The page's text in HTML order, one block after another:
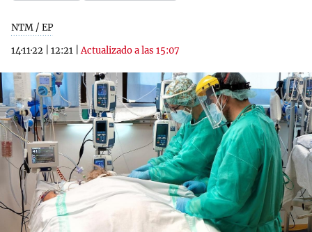
NTM / EP
14·11·22
12:21 |Actualizado a las 15:07